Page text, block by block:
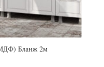
Бланж 2м